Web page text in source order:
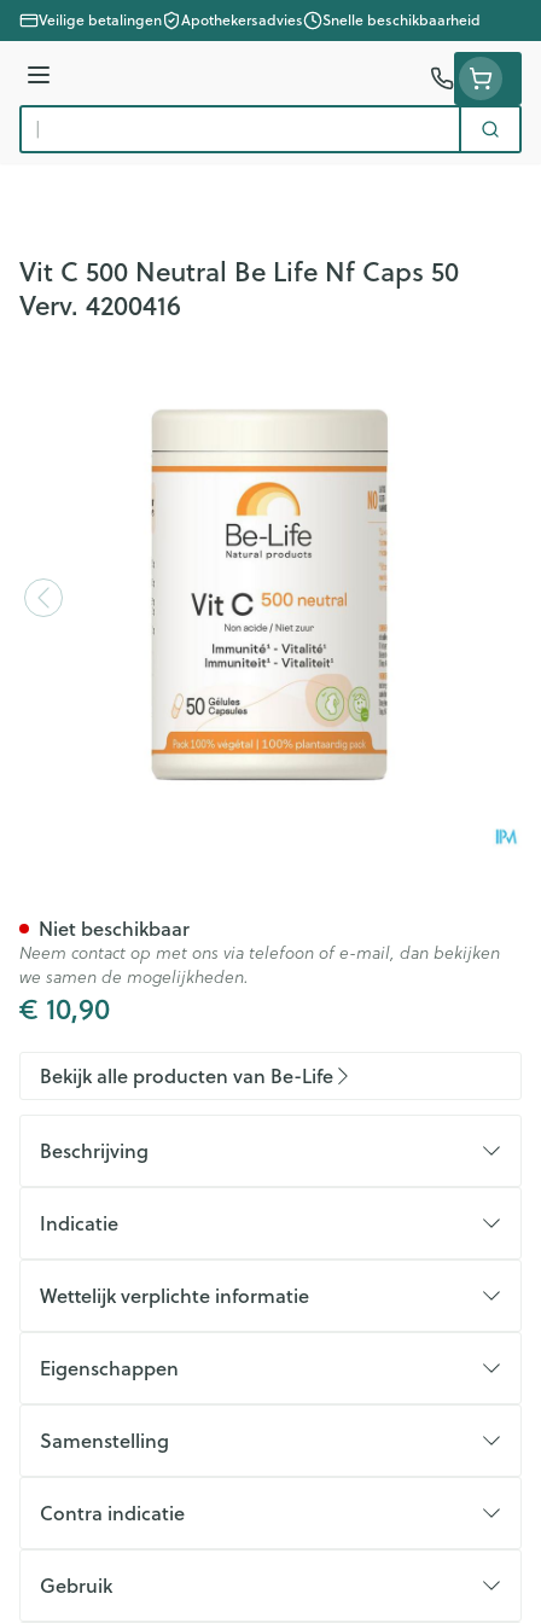
Ga naar de inhoud
Veilige betalingen Apothekersadvies Snelle beschikbaarheid
Menu
Product, merk, categorie...
Zoek
Vit C 500 Neutral Be Life Nf Caps 50
Verv. 4200416
€ 10,90
Niet beschikbaar
Neem contact op met ons via telefoon of e-mail, dan bekijken
we samen de mogelijkheden.
Bekijk alle producten van Be-Life
Beschrijving
Indicatie
Wettelijk verplichte informatie
Eigenschappen
Samenstelling
Contra indicatie
Gebruik